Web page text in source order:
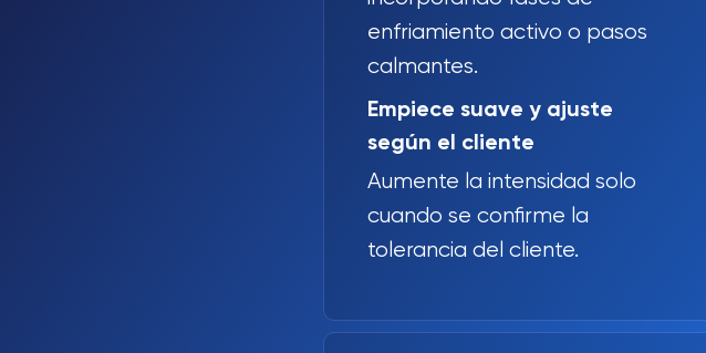
enfriamiento activo o pasos
calmantes.
Empiece suave y ajuste
según el cliente
Aumente la intensidad solo
cuando se confirme la
tolerancia del cliente.